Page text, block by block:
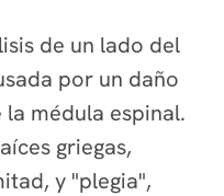
de un lado del
por un daño
médula espinal.
griegas,
y "plegia",